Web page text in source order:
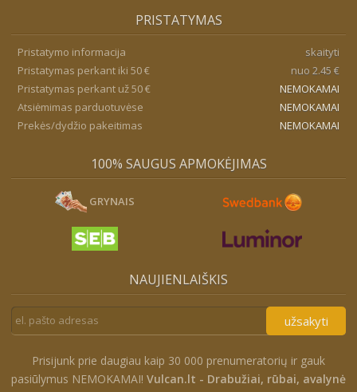
PRISTATYMAS
Pristatymo informacija
skaityti
Pristatymas perkant iki 50 €
nuo 2.45 €
Pristatymas perkant už 50 €
NEMOKAMAI
Atsiėmimas parduotuvėse
NEMOKAMAI
Prekės/dydžio pakeitimas
NEMOKAMAI
100% SAUGUS APMOKĖJIMAS
GRYNAIS
NAUJIENLAIŠKIS
užsakyti
Prisijunk prie daugiau kaip 30 000 prenumeratorių ir gauk
pasiūlymus NEMOKAMAI! Vulcan.lt - Drabužiai, rūbai, avalynė